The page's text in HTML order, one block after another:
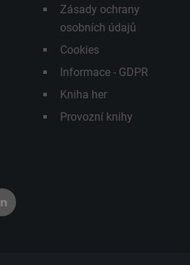
Zásady ochrany
osobních údajů
Cookies
Informace - GDPR
Kniha her
Provozní knihy